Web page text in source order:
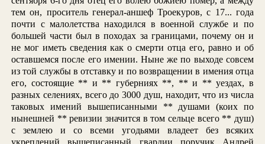
тем он, проситель генерал-аншеф Троекуров, с 17... года
почти с малолетства находился в военной службе и по
большей части был в походах за границами, почему он и
не мог иметь сведения как о смерти отца его, равно и об
оставшемся после его имении. Ныне же по выходе совсем
из той службы в отставку и по возвращении в имения отца
его, состоящие ** и ** губерниях **, ** и ** уездах, в
разных селениях, всего до 3000 душ, находит, что из числа
таковых имений вышеписанными ** душами (коих по
нынешней ** ревизии значится в том сельце всего ** душ)
с землею и со всеми угодьями владеет без всяких